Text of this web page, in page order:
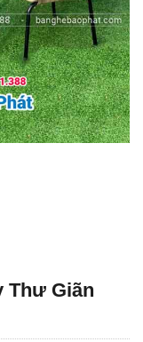
Thư Giãn